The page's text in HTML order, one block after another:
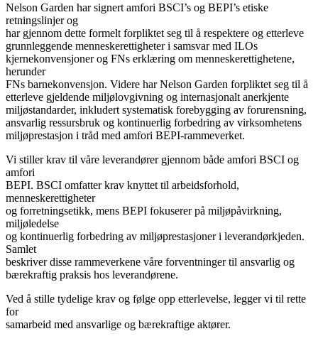
Nelson Garden har signert amfori BSCI’s og BEPI’s etiske
retningslinjer og
har gjennom dette formelt forpliktet seg til å respektere og etterleve
grunnleggende menneskerettigheter i samsvar med ILOs
kjernekonvensjoner og FNs erklæring om menneskerettighetene,
herunder
FNs barnekonvensjon. Videre har Nelson Garden forpliktet seg til å
etterleve gjeldende miljølovgivning og internasjonalt anerkjente
miljøstandarder, inkludert systematisk forebygging av forurensning,
ansvarlig ressursbruk og kontinuerlig forbedring av virksomhetens
miljøprestasjon i tråd med amfori BEPI‑rammeverket.
Vi stiller krav til våre leverandører gjennom både amfori BSCI og
amfori
BEPI. BSCI omfatter krav knyttet til arbeidsforhold,
menneskerettigheter
og forretningsetikk, mens BEPI fokuserer på miljøpåvirkning,
miljøledelse
og kontinuerlig forbedring av miljøprestasjoner i leverandørkjeden.
Samlet
beskriver disse rammeverkene våre forventninger til ansvarlig og
bærekraftig praksis hos leverandørene.
Ved å stille tydelige krav og følge opp etterlevelse, legger vi til rette
for
samarbeid med ansvarlige og bærekraftige aktører.